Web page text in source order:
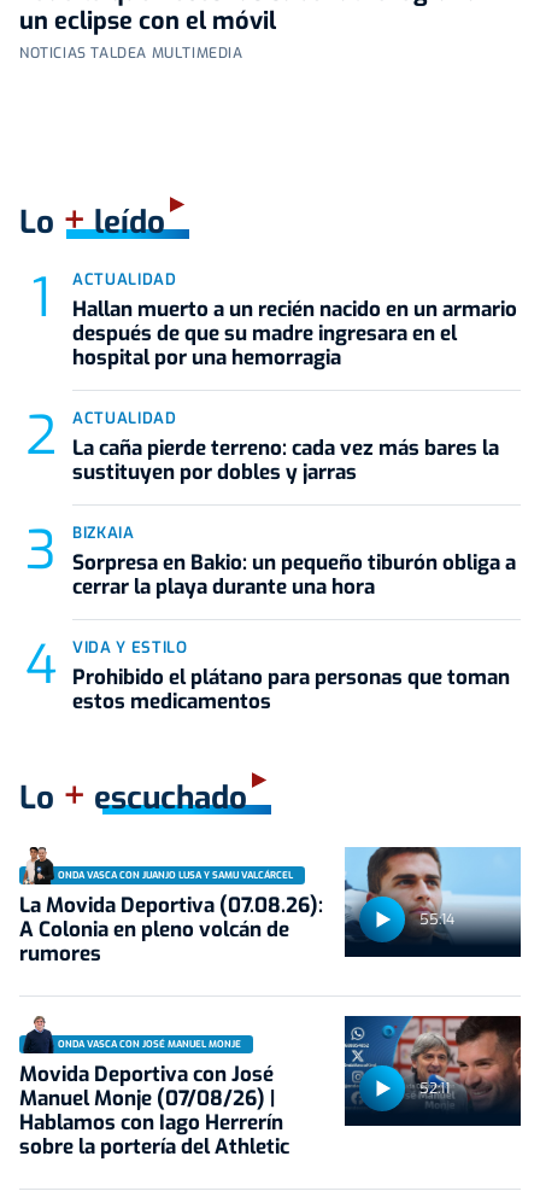
un eclipse con el móvil
NOTICIAS TALDEA MULTIMEDIA
Lo +leído
ACTUALIDAD
Hallan muerto a un recién nacido en un armario
después de que su madre ingresara en el
hospital por una hemorragia
ACTUALIDAD
La caña pierde terreno: cada vez más bares la
sustituyen por dobles y jarras
BIZKAIA
Sorpresa en Bakio: un pequeño tiburón obliga a
cerrar la playa durante una hora
VIDA Y ESTILO
Prohibido el plátano para personas que toman
estos medicamentos
Lo + escuchado
55:14
ONDA VASCA CON JUANJO LUSA Y SAMU VALCÁRCEL
La Movida Deportiva (07.08.26):
A Colonia en pleno volcán de
rumores
52:11
ONDA VASCA CON JOSÉ MANUEL MONJE
Movida Deportiva con José
Manuel Monje (07/08/26) |
Hablamos con Iago Herrerín
sobre la portería del Athletic